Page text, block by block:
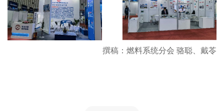
撰稿：燃料系统分会 骆聪、戴苓